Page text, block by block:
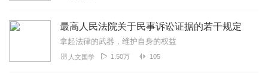
最高人民法院关于民事诉讼证据的若干规定
拿起法律的武器，维护自身的权益
人文国学 1.50万 105